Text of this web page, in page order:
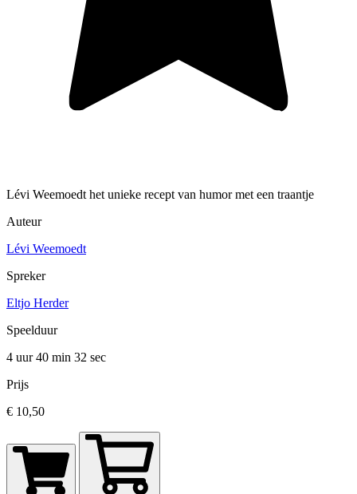
Lévi Weemoedt het unieke recept van humor met een traantje
Auteur
Lévi Weemoedt
Spreker
Eltjo Herder
Speelduur
4 uur 40 min 32 sec
Prijs
€ 10,50